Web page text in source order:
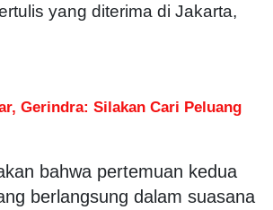
yang diterima di Jakarta,
Gerindra: Silakan Cari Peluang
bahwa pertemuan kedua
berlangsung dalam suasana